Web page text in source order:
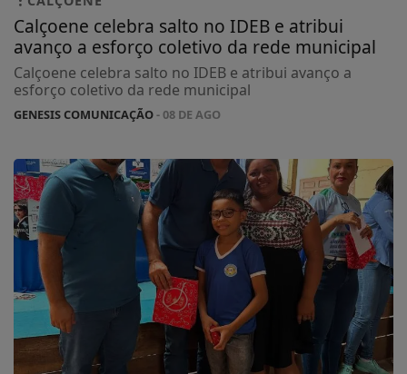
Calçoene celebra salto no IDEB e atribui
avanço a esforço coletivo da rede municipal
Calçoene celebra salto no IDEB e atribui avanço a
esforço coletivo da rede municipal
GENESIS COMUNICAÇÃO- 08 DE AGO